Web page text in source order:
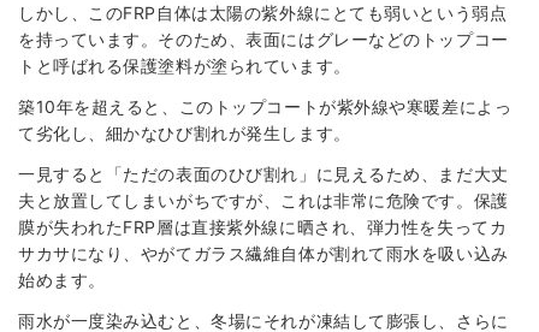
しかし、このFRP自体は太陽の紫外線にとても弱いという弱点
を持っています。そのため、表面にはグレーなどのトップコー
トと呼ばれる保護塗料が塗られています。
築10年を超えると、このトップコートが紫外線や寒暖差によっ
て劣化し、細かなひび割れが発生します。
一見すると「ただの表面のひび割れ」に見えるため、まだ大丈
夫と放置してしまいがちですが、これは非常に危険です。保護
膜が失われたFRP層は直接紫外線に晒され、弾力性を失ってカ
サカサになり、やがてガラス繊維自体が割れて雨水を吸い込み
始めます。
雨水が一度染み込むと、冬場にそれが凍結して膨張し、さらに